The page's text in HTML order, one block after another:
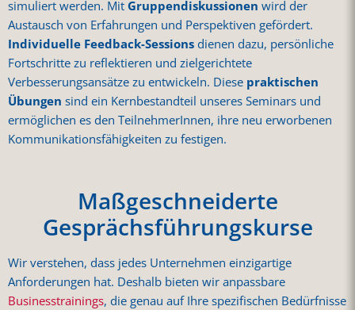
simuliert werden. MitGruppendiskussionen wird der
Austausch von Erfahrungen und Perspektiven gefördert.
Individuelle Feedback-Sessionsdienen dazu, persönliche
Fortschritte zu reflektieren und zielgerichtete
Verbesserungsansätze zu entwickeln. Diese praktischen
Übungen sind ein Kernbestandteil unseres Seminars und
ermöglichen es den TeilnehmerInnen, ihre neu erworbenen
Kommunikationsfähigkeiten zu festigen.
Maßgeschneiderte
Gesprächsführungskurse
Wir verstehen, dass jedes Unternehmen einzigartige
Anforderungen hat. Deshalb bieten wir anpassbare
Businesstrainings, die genau auf Ihre spezifischen Bedürfnisse